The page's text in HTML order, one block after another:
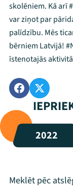
skolēniem. Kā arī
var ziņot par
palīdzību. Mēs
bērniem Latvijā!
īstenotajās
2022